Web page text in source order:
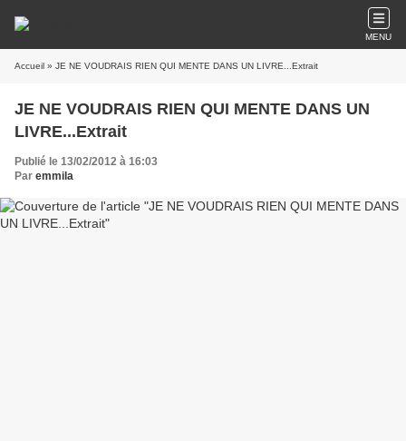
MENU
Accueil » JE NE VOUDRAIS RIEN QUI MENTE DANS UN LIVRE...Extrait
JE NE VOUDRAIS RIEN QUI MENTE DANS UN
LIVRE...Extrait
Publié le 13/02/2012 à 16:03
Par emmila